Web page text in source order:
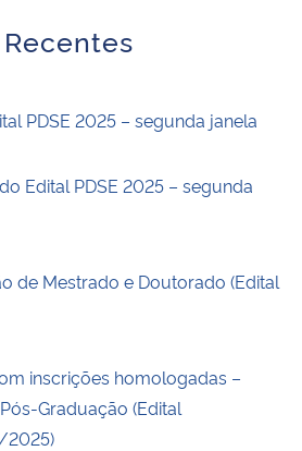
PDSE 2025 – segunda janela
Edital PDSE 2025 – segunda
de Mestrado e Doutorado (Edital
inscrições homologadas –
Graduação (Edital
2025)